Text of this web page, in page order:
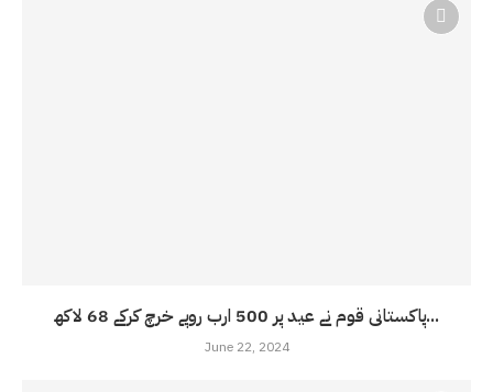
پاکستانی قوم نے عید پر 500 ارب روپے خرچ کرکے 68 لاکھ...
June 22, 2024